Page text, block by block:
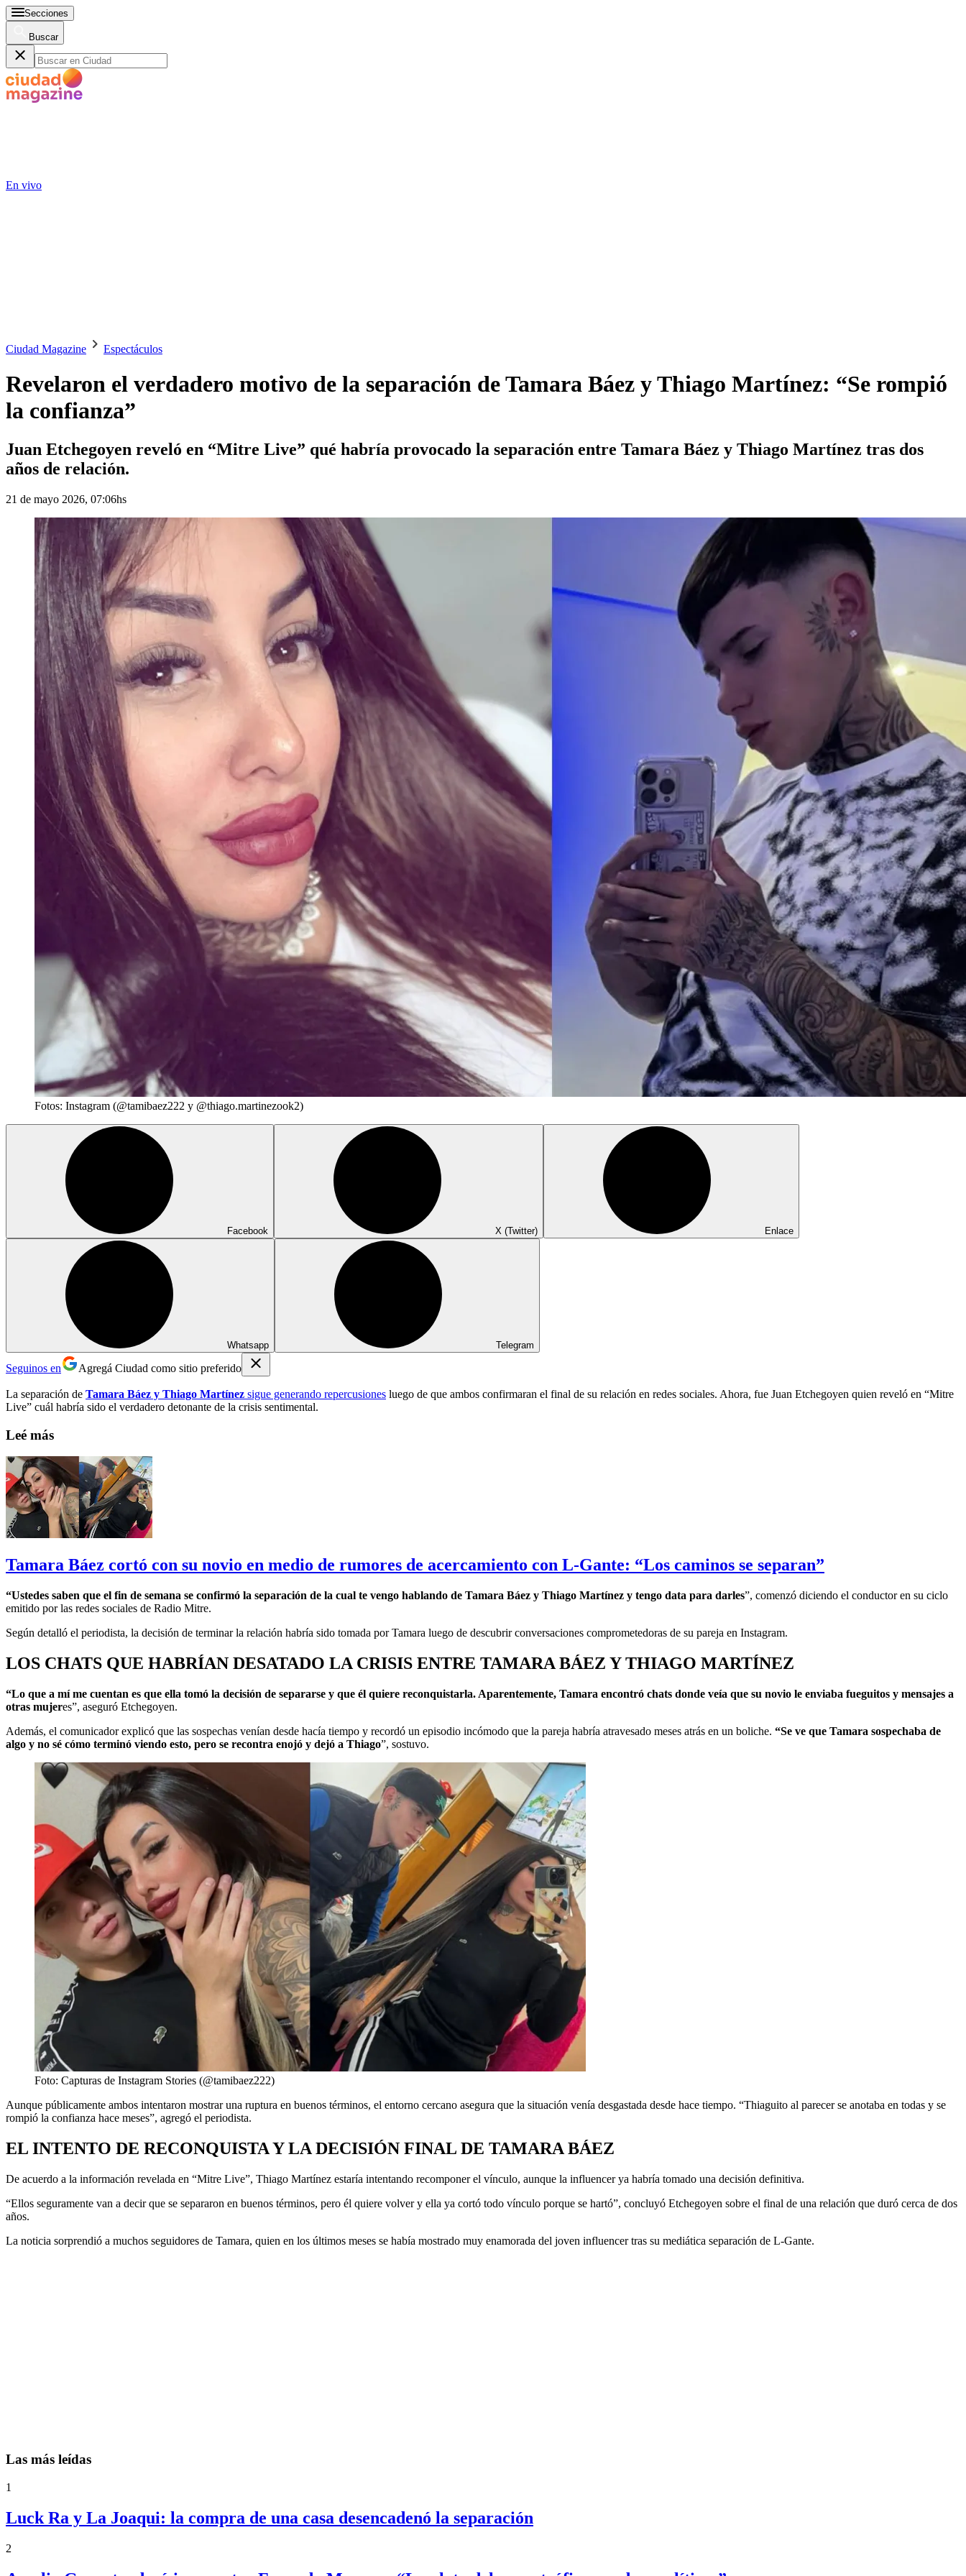
Secciones
Buscar
En vivo
Ciudad Magazine Espectáculos
Revelaron el verdadero motivo de la separación de Tamara Báez y Thiago Martínez: “Se rompió
la confianza”
Juan Etchegoyen reveló en “Mitre Live” qué habría provocado la separación entre Tamara Báez y Thiago Martínez tras dos
años de relación.
21 de mayo 2026, 07:06hs
Fotos: Instagram (@tamibaez222 y @thiago.martinezook2)
Facebook X (Twitter) Enlace
Whatsapp Telegram
Seguinos en Agregá Ciudad como sitio preferido
La separación de Tamara Báez y Thiago Martínez sigue generando repercusiones luego de que ambos confirmaran el final de su relación en redes sociales. Ahora, fue Juan Etchegoyen quien reveló en “Mitre
Live” cuál habría sido el verdadero detonante de la crisis sentimental.
Leé más
Tamara Báez cortó con su novio en medio de rumores de acercamiento con L-Gante: “Los caminos se separan”
“Ustedes saben que el fin de semana se confirmó la separación de la cual te vengo hablando de Tamara Báez y Thiago Martínez y tengo data para darles”, comenzó diciendo el conductor en su ciclo
emitido por las redes sociales de Radio Mitre.
Según detalló el periodista, la decisión de terminar la relación habría sido tomada por Tamara luego de descubrir conversaciones comprometedoras de su pareja en Instagram.
LOS CHATS QUE HABRÍAN DESATADO LA CRISIS ENTRE TAMARA BÁEZ Y THIAGO MARTÍNEZ
“Lo que a mí me cuentan es que ella tomó la decisión de separarse y que él quiere reconquistarla. Aparentemente, Tamara encontró chats donde veía que su novio le enviaba fueguitos y mensajes a
otras mujeres”, aseguró Etchegoyen.
Además, el comunicador explicó que las sospechas venían desde hacía tiempo y recordó un episodio incómodo que la pareja habría atravesado meses atrás en un boliche. “Se ve que Tamara sospechaba de
algo y no sé cómo terminó viendo esto, pero se recontra enojó y dejó a Thiago”, sostuvo.
Foto: Capturas de Instagram Stories (@tamibaez222)
Aunque públicamente ambos intentaron mostrar una ruptura en buenos términos, el entorno cercano asegura que la situación venía desgastada desde hace tiempo. “Thiaguito al parecer se anotaba en todas y se
rompió la confianza hace meses”, agregó el periodista.
EL INTENTO DE RECONQUISTA Y LA DECISIÓN FINAL DE TAMARA BÁEZ
De acuerdo a la información revelada en “Mitre Live”, Thiago Martínez estaría intentando recomponer el vínculo, aunque la influencer ya habría tomado una decisión definitiva.
“Ellos seguramente van a decir que se separaron en buenos términos, pero él quiere volver y ella ya cortó todo vínculo porque se hartó”, concluyó Etchegoyen sobre el final de una relación que duró cerca de dos
años.
La noticia sorprendió a muchos seguidores de Tamara, quien en los últimos meses se había mostrado muy enamorada del joven influencer tras su mediática separación de L-Gante.
Las más leídas
1
Luck Ra y La Joaqui: la compra de una casa desencadenó la separación
2